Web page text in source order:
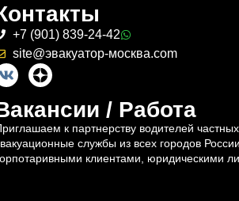
+7 (901) 839-24-42
site@эвакуатор-москва.com
/ Работа
к партнерству водителей
службы из всех городов
клиентами, юридическими